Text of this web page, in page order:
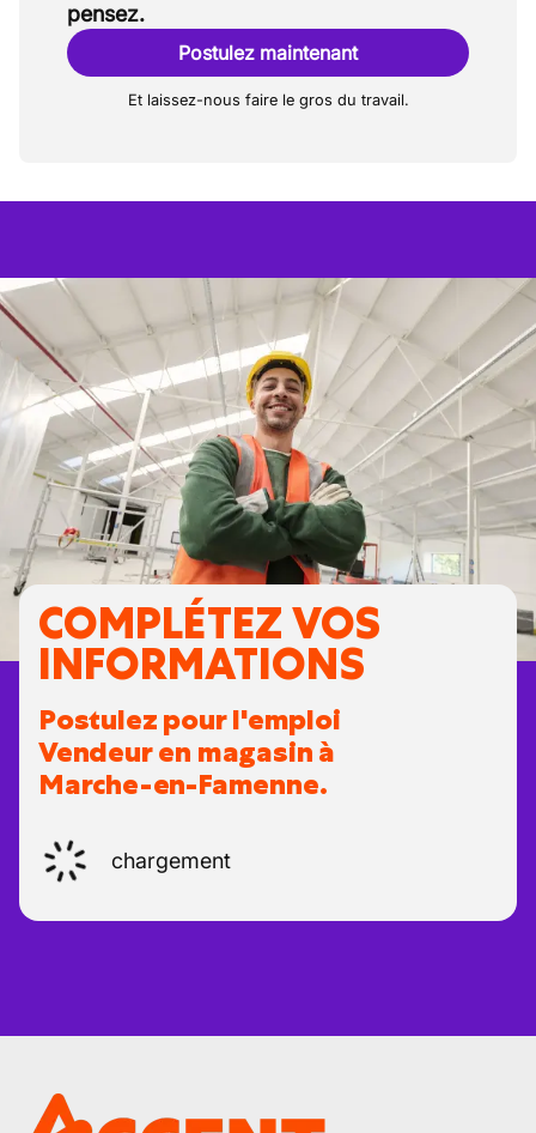
pensez.
Postulez maintenant
Et laissez-nous faire le gros du travail.
COMPLÉTEZ VOS
INFORMATIONS
Postulez pour l'emploi
Vendeur en magasin à
Marche-en-Famenne.
chargement